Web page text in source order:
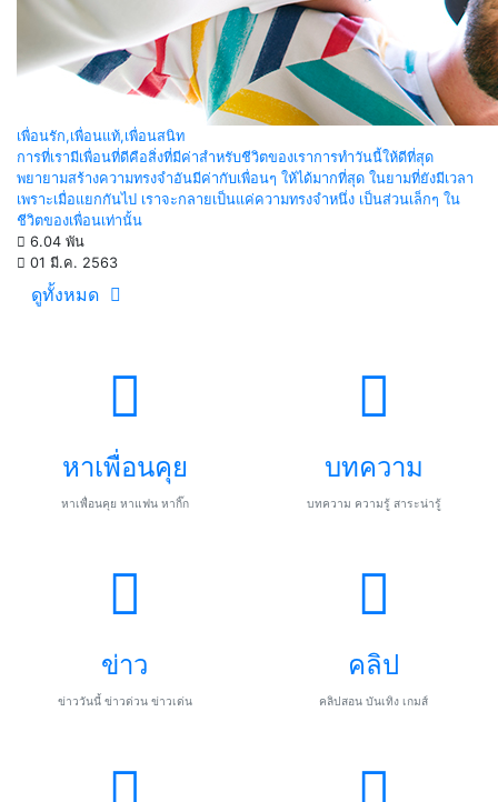
เพื่อนรัก,เพื่อนแท้,เพื่อนสนิท
การที่เรามีเพื่อนที่ดีคือสิ่งที่มีค่าสำหรับชีวิตของเราการทำวันนี้ให้ดีที่สุด
พยายามสร้างความทรงจำอันมีค่ากับเพื่อนๆ ให้ได้มากที่สุด ในยามที่ยังมีเวลา
เพราะเมื่อแยกกันไป เราจะกลายเป็นแค่ความทรงจำหนึ่ง เป็นส่วนเล็กๆ ใน
ชีวิตของเพื่อนเท่านั้น
6.04 พัน
01 มี.ค. 2563
ดูทั้งหมด
หาเพื่อนคุย
หาเพื่อนคุย หาแฟน หากิ๊ก
บทความ
บทความ ความรู้ สาระน่ารู้
ข่าว
ข่าววันนี้ ข่าวด่วน ข่าวเด่น
คลิป
คลิปสอน บันเทิง เกมส์